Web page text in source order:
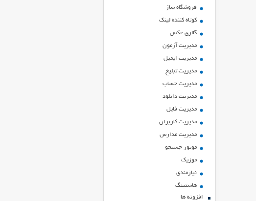
فروشگاه ساز
کوتاه کننده لینک
گالری عکس
مدیریت آزمون
مدیریت ایمیل
مدیریت تبلیغ
مدیریت حساب
مدیریت دانلود
مدیریت فایل
مدیریت کاربران
مدیریت مدارس
موتور جستجو
موزیک
نیازمندی
هاستينگ
افزونه ها